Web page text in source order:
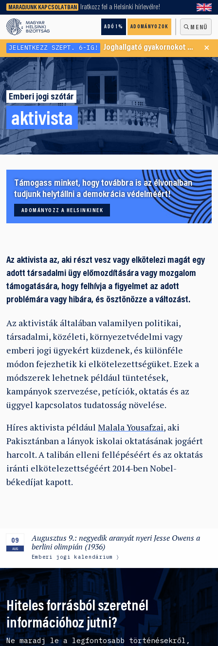
MARADJUNK KAPCSOLATBAN Iratkozz fel a Helsinki hírlevélre!
ADÓ 1% ADOMÁNYOZOK MENÜ
keresőnket!
JELENTKEZZ SZEPT. 6-IG! Joghallgató gyakornokot keresünk Menekültügyi Programunkba ×
Emberi jogi szótár
aktivista
Támogass minket, hogy továbbra is az élvonalban
tudjunk helytállni a demokrácia védelméért!
ADOMÁNYOZZ A HELSINKINEK
Az aktivista az, aki részt vesz vagy elkötelezi magát egy
adott társadalmi ügy előmozdítására vagy mozgalom
támogatására, hogy felhívja a figyelmet az adott
problémára vagy hibára, és ösztönözze a változást.
Az aktivisták általában valamilyen politikai,
társadalmi, közéleti, környezetvédelmi vagy
emberi jogi ügyekért küzdenek, és különféle
módon fejezhetik ki elkötelezettségüket. Ezek a
módszerek lehetnek például tüntetések,
kampányok szervezése, petíciók, oktatás és az
üggyel kapcsolatos tudatosság növelése.
Híres aktivista példáulMalala Yousafzai, aki
Pakisztánban a lányok iskolai oktatásának jogáért
harcolt. A talibán elleni fellépéséért és az oktatás
iránti elkötelezettségéért 2014-ben Nobel-
békedíjat kapott.
09
AUG
Augusztus 9.: negyedik aranyát nyeri Jesse Owens a
berlini olimpián (1936)
Emberi jogi kalendárium
Hiteles forrásból szeretnél
információhoz jutni?
Ne maradj le a legfontosabb történésekről,